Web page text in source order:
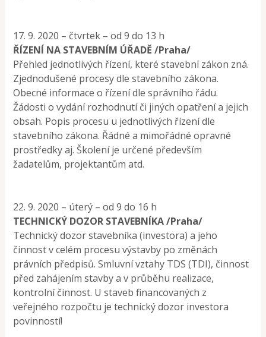
17. 9. 2020 – čtvrtek – od 9 do 13 h
ŘÍZENÍ NA STAVEBNÍM ÚŘADĚ /Praha/
Přehled jednotlivých řízení, které stavební zákon zná.
Zjednodušené procesy dle stavebního zákona.
Obecné informace o řízení dle správního řádu.
Žádosti o vydání rozhodnutí či jiných opatření a jejich
obsah. Popis procesu u jednotlivých řízení dle
stavebního zákona. Řádné a mimořádné opravné
prostředky aj. Školení je určené především
žadatelům, projektantům atd.
22. 9. 2020 – úterý – od 9 do 16 h
TECHNICKÝ DOZOR STAVEBNÍKA /Praha/
Technický dozor stavebníka (investora) a jeho
činnost v celém procesu výstavby po změnách
právních předpisů. Smluvní vztahy TDS (TDI), činnost
před zahájením stavby a v průběhu realizace,
kontrolní činnost. U staveb financovaných z
veřejného rozpočtu je technický dozor investora
povinností!